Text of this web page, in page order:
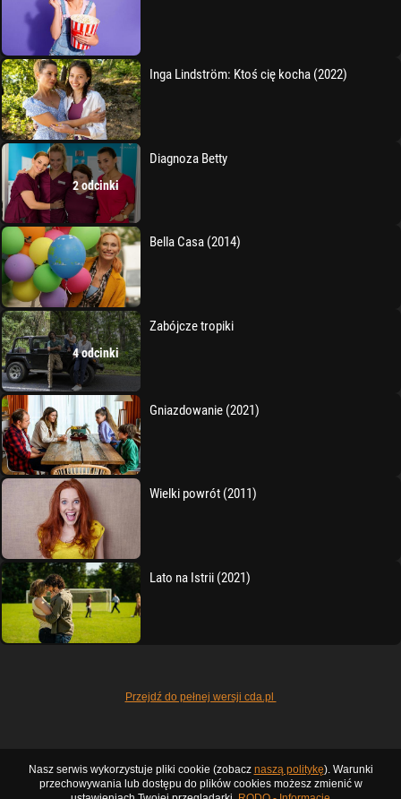
Inga Lindström: Ktoś cię kocha (2022)
2 odcinki
Diagnoza Betty
Bella Casa (2014)
4 odcinki
Zabójcze tropiki
Gniazdowanie (2021)
Wielki powrót (2011)
Lato na Istrii (2021)
Przejdź do pełnej wersji cda.pl
Nasz serwis wykorzystuje pliki cookie (zobacz naszą politykę). Warunki
przechowywania lub dostępu do plików cookies możesz zmienić w